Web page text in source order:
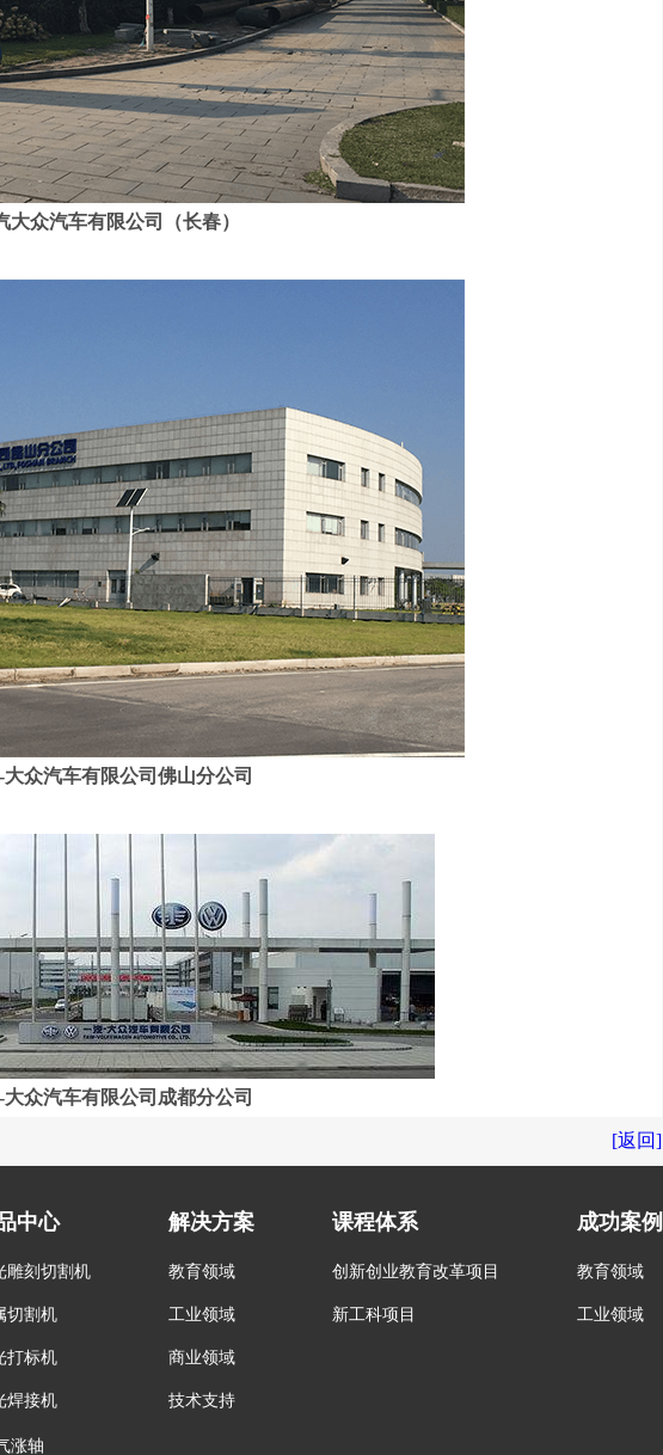
大众汽车有限公司（长春）
众汽车有限公司佛山分公司
众汽车有限公司成都分公司
[返回]
中心
雕刻切割机
切割机
打标机
焊接机
解决方案
教育领域
工业领域
商业领域
技术支持
课程体系
创新创业教育改革项目
新工科项目
成功案例
教育领域
工业领域
涨轴